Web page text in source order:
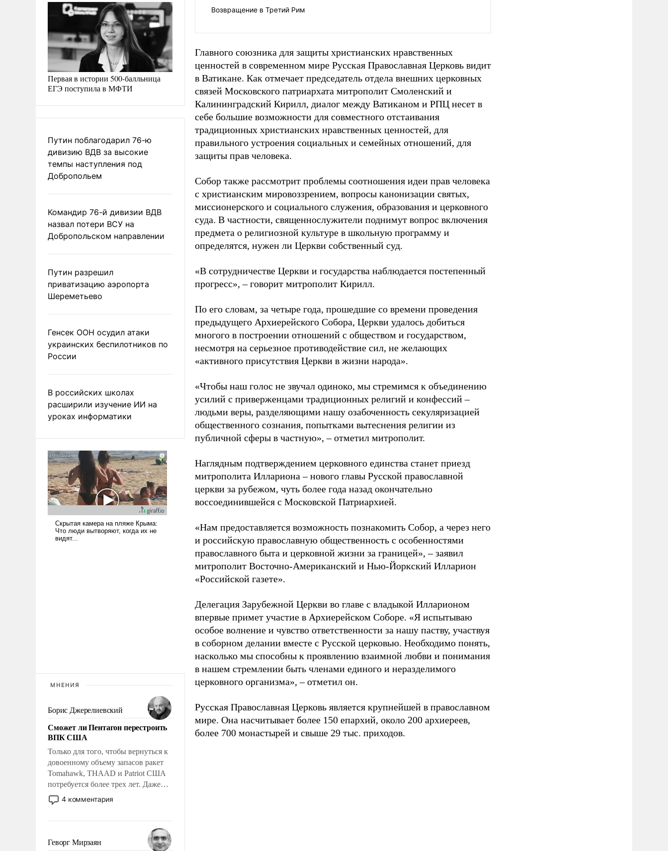
Первая в истории 500-балльница
ЕГЭ поступила в МФТИ
Путин поблагодарил 76-ю
дивизию ВДВ за высокие
темпы наступления под
Добропольем
Командир 76-й дивизии ВДВ
назвал потери ВСУ на
Добропольском направлении
Путин разрешил
приватизацию аэропорта
Шереметьево
Генсек ООН осудил атаки
украинских беспилотников по
России
В российских школах
расширили изучение ИИ на
уроках информатики
МНЕНИЯ
Борис Джерелиевский
Сможет ли Пентагон перестроить
ВПК США
Только для того, чтобы вернуться к
довоенному объему запасов ракет
Tomahawk, THAAD и Patriot США
потребуется более трех лет. Даже
небольшая война с Ираном
опустошила американские
уязвимости США, например, перед
4 комментария
Геворг Мирзаян
Возвращение в Третий Рим
Главного союзника для защиты христианских нравственных
ценностей в современном мире Русская Православная Церковь видит
в Ватикане. Как отмечает председатель отдела внешних церковных
связей Московского патриархата митрополит Смоленский и
Калининградский Кирилл, диалог между Ватиканом и РПЦ несет в
себе большие возможности для совместного отстаивания
традиционных христианских нравственных ценностей, для
правильного устроения социальных и семейных отношений, для
защиты прав человека.
Собор также рассмотрит проблемы соотношения идеи прав человека
с христианским мировоззрением, вопросы канонизации святых,
миссионерского и социального служения, образования и церковного
суда. В частности, священнослужители поднимут вопрос включения
предмета о религиозной культуре в школьную программу и
определятся, нужен ли Церкви собственный суд.
«В сотрудничестве Церкви и государства наблюдается постепенный
прогресс», – говорит митрополит Кирилл.
По его словам, за четыре года, прошедшие со времени проведения
предыдущего Архиерейского Собора, Церкви удалось добиться
многого в построении отношений с обществом и государством,
несмотря на серьезное противодействие сил, не желающих
«активного присутствия Церкви в жизни народа».
«Чтобы наш голос не звучал одиноко, мы стремимся к объединению
усилий с приверженцами традиционных религий и конфессий –
людьми веры, разделяющими нашу озабоченность секуляризацией
общественного сознания, попытками вытеснения религии из
публичной сферы в частную», – отметил митрополит.
Наглядным подтверждением церковного единства станет приезд
митрополита Иллариона – нового главы Русской православной
церкви за рубежом, чуть более года назад окончательно
воссоединившейся с Московской Патриархией.
«Нам предоставляется возможность познакомить Собор, а через него
и российскую православную общественность с особенностями
православного быта и церковной жизни за границей», – заявил
митрополит Восточно-Американский и Нью-Йоркский Илларион
«Российской газете».
Делегация Зарубежной Церкви во главе с владыкой Илларионом
впервые примет участие в Архиерейском Соборе. «Я испытываю
особое волнение и чувство ответственности за нашу паству, участвуя
в соборном делании вместе с Русской церковью. Необходимо понять,
насколько мы способны к проявлению взаимной любви и понимания
в нашем стремлении быть членами единого и неразделимого
церковного организма», – отметил он.
Русская Православная Церковь является крупнейшей в православном
мире. Она насчитывает более 150 епархий, около 200 архиереев,
более 700 монастырей и свыше 29 тыс. приходов.